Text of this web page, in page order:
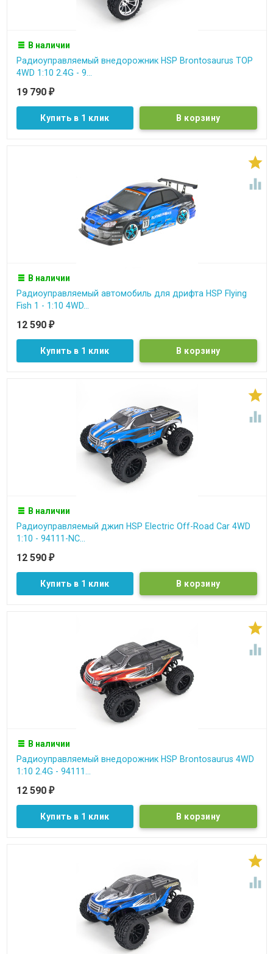
В наличии
Радиоуправляемый внедорожник HSP Brontosaurus TOP
4WD 1:10 2.4G - 9...
19 790 ₽
Купить в 1 клик


В наличии
Радиоуправляемый автомобиль для дрифта HSP Flying
Fish 1 - 1:10 4WD...
12 590 ₽
Купить в 1 клик


В наличии
Радиоуправляемый джип HSP Electric Off-Road Car 4WD
1:10 - 94111-NC...
12 590 ₽
Купить в 1 клик


В наличии
Радиоуправляемый внедорожник HSP Brontosaurus 4WD
1:10 2.4G - 94111...
12 590 ₽
Купить в 1 клик

